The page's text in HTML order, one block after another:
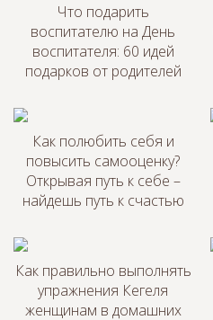
Что подарить
воспитателю на День
воспитателя: 60 идей
подарков от родителей
Как полюбить себя и
повысить самооценку?
Открывая путь к себе –
найдешь путь к счастью
Как правильно выполнять
упражнения Кегеля
женщинам в домашних